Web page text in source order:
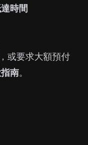
時間
或要求大額預付
南。